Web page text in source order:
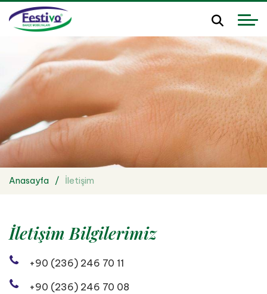
Anasayfa İletişim
İletişim Bilgilerimiz
+90 (236) 246 70 11
+90 (236) 246 70 08